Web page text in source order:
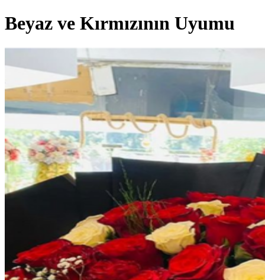
Beyaz ve Kırmızının Uyumu